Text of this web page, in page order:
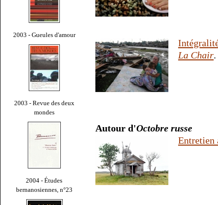
2003 - Gueules d'amour
2003 - Revue des deux
mondes
2004 - Études
bernanosiennes, n°23
La Chair.
Autour d'Octobre russe
Entretien